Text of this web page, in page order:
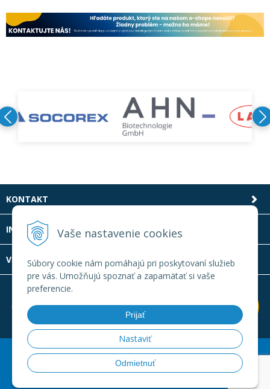
Vaše nastavenie cookies
Súbory cookie nám pomáhajú pri poskytovaní služieb
pre vás. Umožňujú spoznať a zapamätať si vaše
preferencie.
Prijať
Nastaviť
Odmietnuť
KONTAKT
INFOLINKA
VŠETKO O NÁKUPE
© 2026 Laboratornatechnika.sk •Created
e-shop Pohoda
connectorbyNextCom s.r.o.